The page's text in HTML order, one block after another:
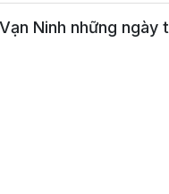
Ninh những ngày